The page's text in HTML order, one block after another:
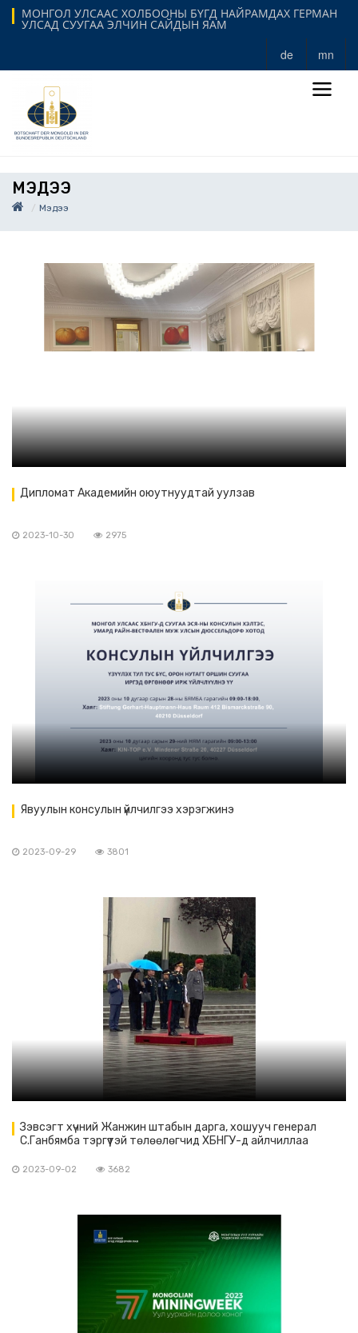
МОНГОЛ УЛСААС ХОЛБООНЫ БҮГД НАЙРАМДАХ ГЕРМАН
УЛСАД СУУГАА ЭЛЧИН САЙДЫН ЯАМ
de mn
МЭДЭЭ
Мэдээ
Дипломат Академийн оюутнуудтай уулзав
2023-10-30 2975
Явуулын консулын үйлчилгээ хэрэгжинэ
2023-09-29 3801
Зэвсэгт хүчний Жанжин штабын дарга, хошууч генерал
С.Ганбямба тэргүүтэй төлөөлөгчид ХБНГУ-д айлчиллаа
2023-09-02 3682